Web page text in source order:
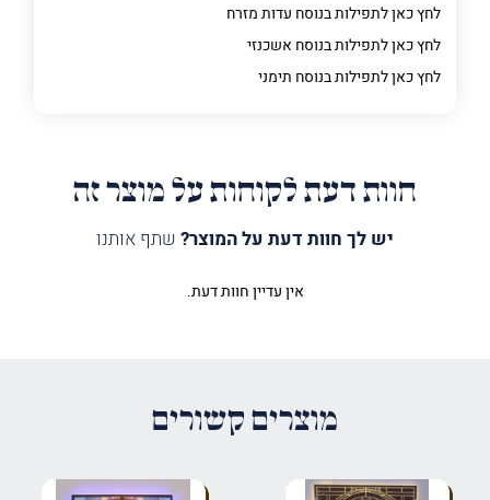
לחץ כאן לתפילות בנוסח עדות מזרח
לחץ כאן לתפילות בנוסח אשכנזי
לחץ כאן לתפילות בנוסח תימני
חוות דעת לקוחות על מוצר זה
יש לך חוות דעת על המוצר? שתף אותנו
אין עדיין חוות דעת.
מוצרים קשורים